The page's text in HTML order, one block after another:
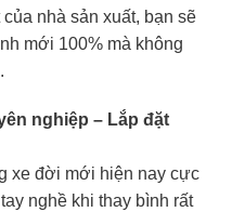
nhà sản xuất, bạn sẽ
mới 100% mà không
nghiệp – Lắp đặt
xe đời mới hiện nay cực
nghề khi thay bình rất